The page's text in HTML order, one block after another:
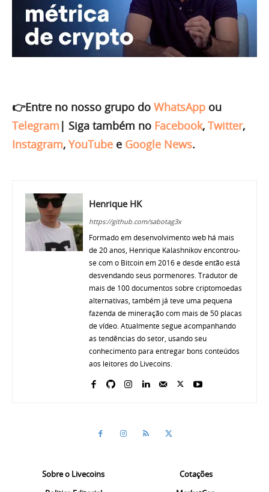
👉Entre no nosso grupo do WhatsApp ou
Telegram | Siga também no Facebook, Twitter,
Instagram, YouTube e Google News.
Henrique HK
https://github.com/sabotag3x
Formado em desenvolvimento web há mais
de 20 anos, Henrique Kalashnikov encontrou-
se com o Bitcoin em 2016 e desde então está
desvendando seus pormenores. Tradutor de
mais de 100 documentos sobre criptomoedas
alternativas, também já teve uma pequena
fazenda de mineração com mais de 50 placas
de vídeo. Atualmente segue acompanhando
as tendências do setor, usando seu
conhecimento para entregar bons conteúdos
aos leitores do Livecoins.
Sobre o Livecoins
Cotações